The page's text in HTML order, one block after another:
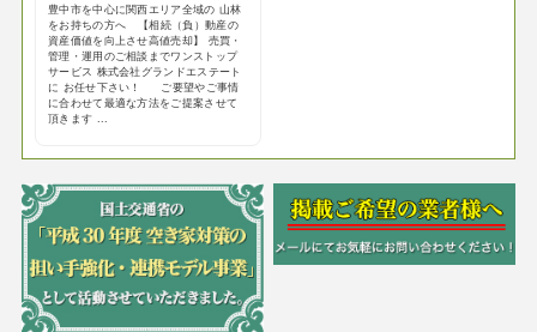
豊中市を中心に関西エリア全域の 山林
をお持ちの方へ 【相続（負）動産の
資産価値を向上させ高値売却】 売買・
管理・運用のご相談までワンストップ
サービス 株式会社グランドエステート
に お任せ下さい！ ご要望やご事情
に合わせて最適な方法をご提案させて
頂きます ...